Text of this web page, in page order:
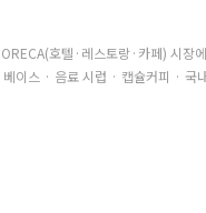
호텔·레스토랑·카페) 시장
이스 · 음료 시럽 · 캡슐커피 ·